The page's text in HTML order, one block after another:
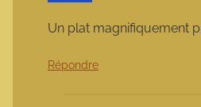
Un plat magnifiquement
Répondre